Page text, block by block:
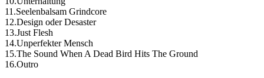
11.Seelenbalsam Grindcore
12.Design oder Desaster
13.Just Flesh
14.Unperfekter Mensch
15.The Sound When A Dead Bird Hits The Ground
16.Outro